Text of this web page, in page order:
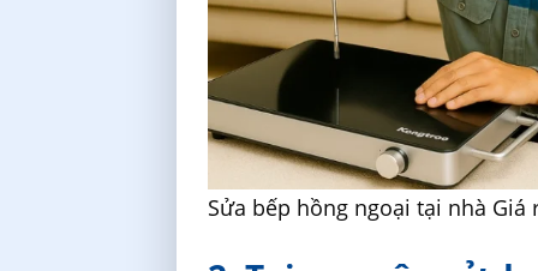
Sửa bếp hồng ngoại tại nhà Giá